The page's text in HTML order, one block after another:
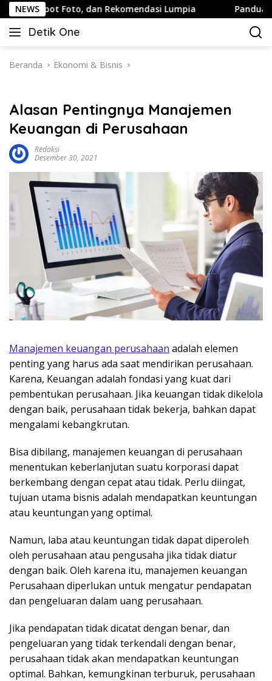
Langsung
ke
konten
NEWS
dan Rekomendasi Lumpia Panduan Wisata Keluarga
Detik One
Tajam
Fakta
Beranda Ekonomi & Bisnis
Alasan Pentingnya Manajemen
Keuangan di Perusahaan
Redaksi
Desember 30, 2021
Manajemen keuangan perusahaan adalah elemen
penting yang harus ada saat mendirikan perusahaan.
Karena, Keuangan adalah fondasi yang kuat dari
pembentukan perusahaan. Jika keuangan tidak dikelola
dengan baik, perusahaan tidak bekerja, bahkan dapat
mengalami kebangkrutan.
Bisa dibilang, manajemen keuangan di perusahaan
menentukan keberlanjutan suatu korporasi dapat
berkembang dengan cepat atau tidak. Perlu diingat,
tujuan utama bisnis adalah mendapatkan keuntungan
atau keuntungan yang optimal.
Namun, laba atau keuntungan tidak dapat diperoleh
oleh perusahaan atau pengusaha jika tidak diatur
dengan baik. Oleh karena itu, manajemen keuangan
Perusahaan diperlukan untuk mengatur pendapatan
dan pengeluaran dalam uang perusahaan.
Jika pendapatan tidak dicatat dengan benar, dan
pengeluaran yang tidak terkendali dengan benar,
perusahaan tidak akan mendapatkan keuntungan
optimal. Bahkan, kemungkinan terburuk, perusahaan